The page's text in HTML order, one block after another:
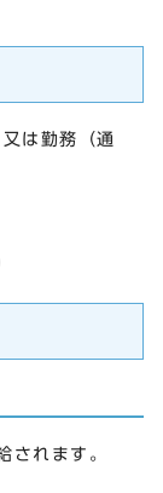
は勤務（通
されます。